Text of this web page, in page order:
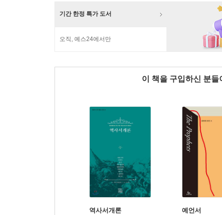
기간 한정 특가 도서
오직, 예스24에서만
이 책을 구입하신 분
역사서개론 예언서